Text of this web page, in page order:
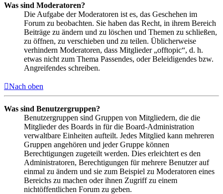
Was sind Moderatoren?
Die Aufgabe der Moderatoren ist es, das Geschehen im
Forum zu beobachten. Sie haben das Recht, in ihrem Bereich
Beiträge zu ändern und zu löschen und Themen zu schließen,
zu öffnen, zu verschieben und zu teilen. Üblicherweise
verhindern Moderatoren, dass Mitglieder „offtopic“, d. h.
etwas nicht zum Thema Passendes, oder Beleidigendes bzw.
Angreifendes schreiben.
Nach oben
Was sind Benutzergruppen?
Benutzergruppen sind Gruppen von Mitgliedern, die die
Mitglieder des Boards in für die Board-Administration
verwaltbare Einheiten aufteilt. Jedes Mitglied kann mehreren
Gruppen angehören und jeder Gruppe können
Berechtigungen zugeteilt werden. Dies erleichtert es den
Administratoren, Berechtigungen für mehrere Benutzer auf
einmal zu ändern und sie zum Beispiel zu Moderatoren eines
Bereichs zu machen oder ihnen Zugriff zu einem
nichtöffentlichen Forum zu geben.